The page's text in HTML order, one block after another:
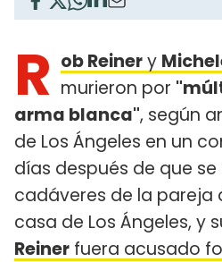
R ob Reinery
murieron por
arma blanca", según
de Los Ángeles en un
días después de que
cadáveres de la pareja
casa de Los Ángeles, y
Reiner fuera acusado